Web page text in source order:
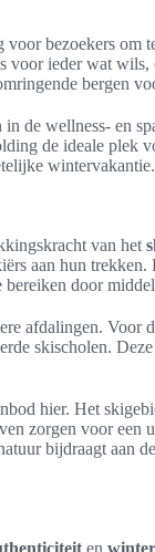
bezoekers om
voor ieder wat wils,
bergen
in de wellness- en
de ideale plek
wintervakantie.
van het
aan hun
door
afdalingen. Voor
skischolen.
hier. Het
zorgen voor een
bijdraagt aan